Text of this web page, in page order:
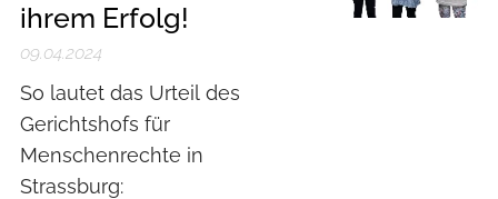
ihrem Erfolg!
09.04.2024
So lautet das Urteil des
Gerichtshofs für
Menschenrechte in
Strassburg: